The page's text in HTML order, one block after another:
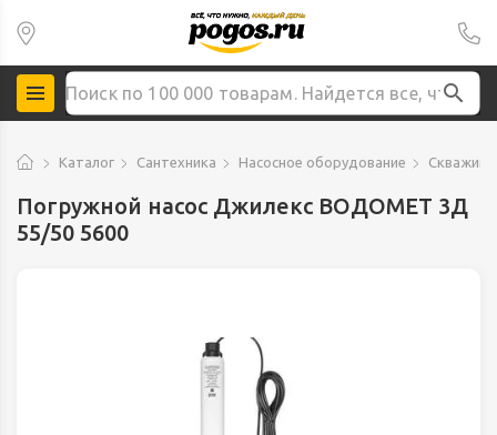
Каталог Сантехника Насосное оборудование
Погружной насос Джилекс ВОДОМЕТ 3Д
55/50 5600